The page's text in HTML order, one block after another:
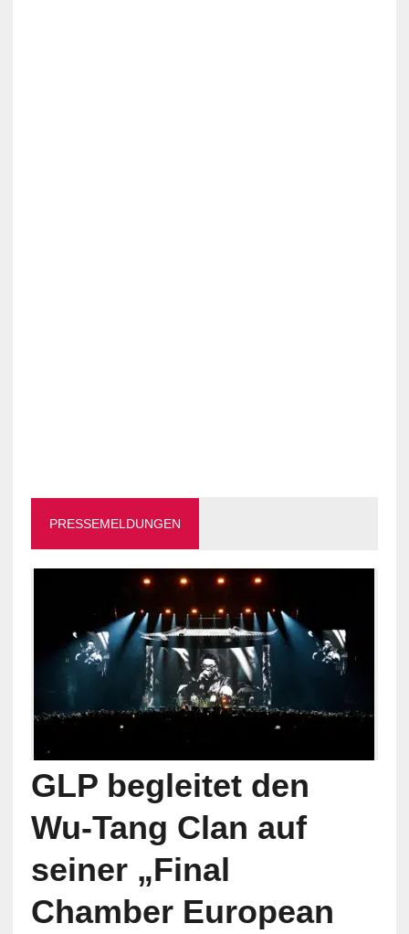
PRESSEMELDUNGEN
GLP begleitet den
Wu-Tang Clan auf
seiner „Final
Chamber European